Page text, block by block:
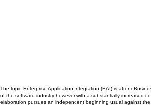
The topic Enterprise Application Integration (EAI) is after
of the software industry however with a substantially increased
elaboration pursues an independent beginning usual against the